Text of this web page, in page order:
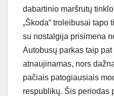
dabartinio maršrutų
„Škoda“ troleibusai tapo
su nostalgija prisimena
Autobusų parkas taip
atnaujinamas, nors
pačiais patogiausiais
respublikų. Šis periodas